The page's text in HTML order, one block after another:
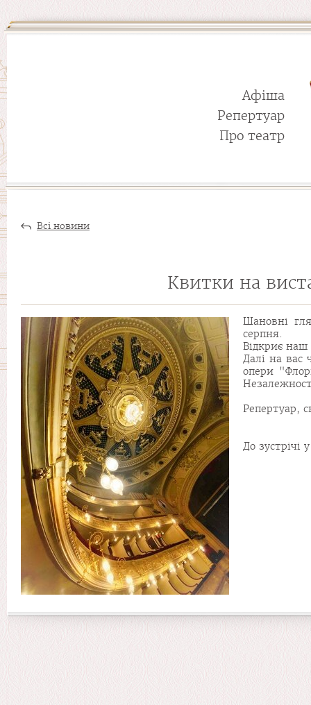
Афіша
Репертуар
Про театр
Всі новини
Квитки на
Шановні
серпня.
Відкриє
Далі на вас
опери
Репертуар,
До зустрічі